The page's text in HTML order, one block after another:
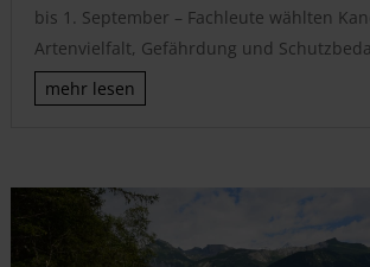
bis 1. September – Fachleute wählten
Artenvielfalt, Gefährdung und
mehr lesen